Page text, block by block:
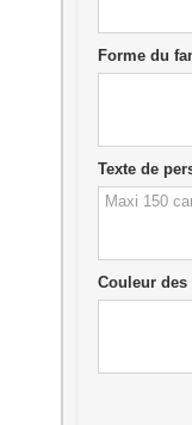
Forme du
Texte de
Couleur des